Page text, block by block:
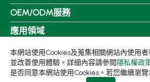
OEM/ODM服務
應用領域
永續發展
新聞中心
本網站使用Cookies及蒐集相關網站內使用
並改善使用體驗。詳細內容請參閱 隱私權政
是否同意本網站使用Cookies。若您繼續瀏